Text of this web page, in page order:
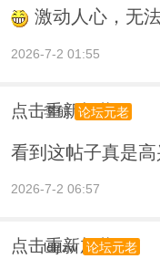
激动人心，无
2026-7-2 01:55
点击重新加载
李郁 论坛元老
看到这帖子真是高
2026-7-2 06:57
点击重新加载
ldljlzw 论坛元老